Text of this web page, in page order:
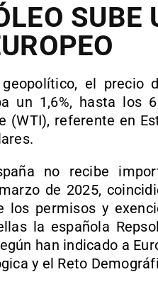
SUBE
el precio
un 1,6%, hasta los
(WTI), referente en
no recibe
de 2025,
los permisos y
la española
han indicado a
y el Reto